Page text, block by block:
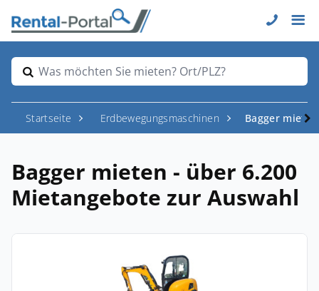
Was möchten Sie mieten? Ort/PLZ?
Startseite Erdbewegungsmaschinen Bagger mieten
Bagger mieten - über 6.200
Mietangebote zur Auswahl